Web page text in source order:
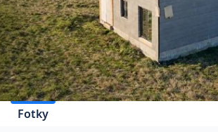
Fotky